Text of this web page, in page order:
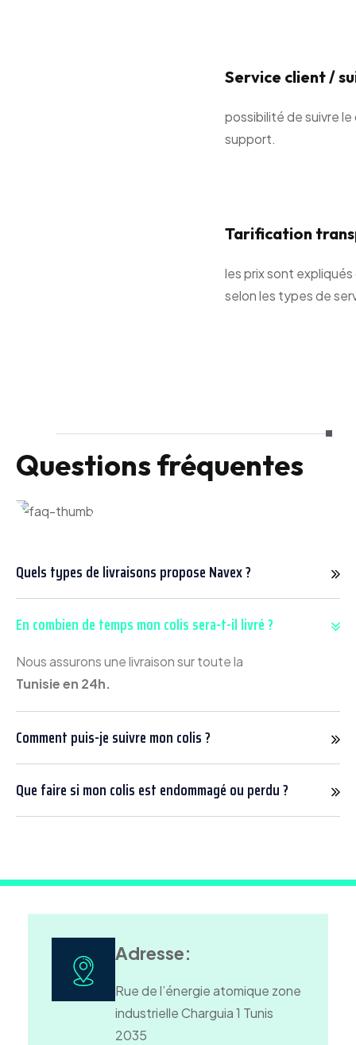
Service client /
possibilité de suivre le
support.
Tarification
les prix sont
selon les types de
Questions fréquentes
Quels types de livraisons propose Navex ?
En combien de temps mon colis sera-t-il livré ?
Nous assurons une livraison sur toute la
Tunisie en 24h.
Comment puis-je suivre mon colis ?
Que faire si mon colis est endommagé ou perdu ?
Adresse:
Rue de l’énergie atomique zone
industrielle Charguia 1 Tunis
2035